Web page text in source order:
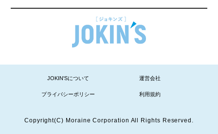
JOKIN'Sについて 運営会社
プライバシーポリシー 利用規約
Copyright(C) Moraine Corporation All Rights Reserved.